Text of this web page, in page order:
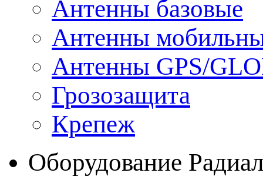
Антенны базовые
Антенны
Антенны GPS/
Грозозащита
Крепеж
Оборудование Радиал